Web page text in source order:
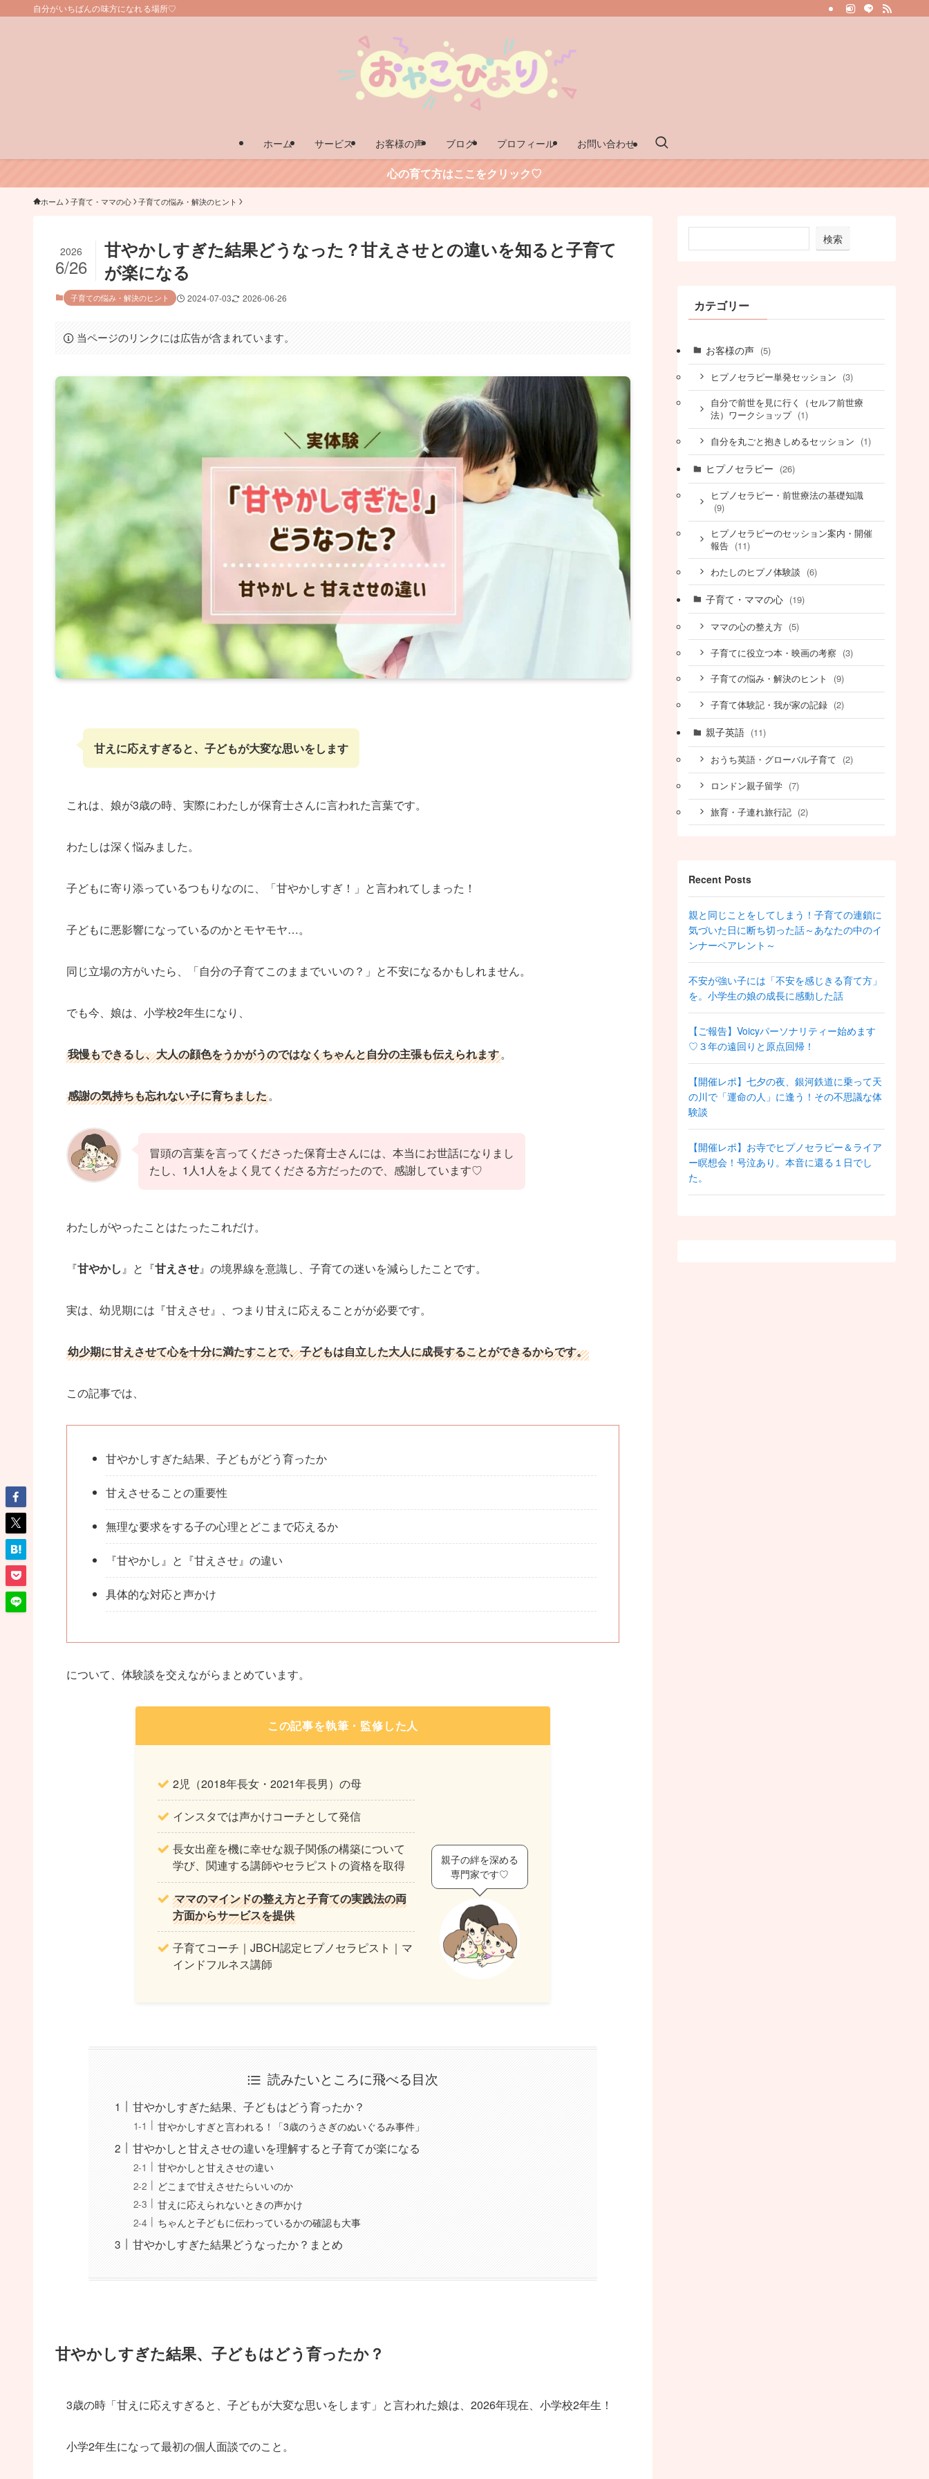
自分がいちばんの味方になれる場所♡
ホーム サービス お客様の声 ブログ プロフィール お問い合わせ
心の育て方はここをクリック♡
ホーム 子育て・ママの心 子育ての悩み・解決のヒント
甘やかしすぎた結果どうなった？甘えさせとの違いを知ると子育て
が楽になる
2026
6/26
子育ての悩み・解決のヒント 2024-07-03 2026-06-26
当ページのリンクには広告が含まれています。
甘えに応えすぎると、子どもが大変な思いをします
これは、娘が3歳の時、実際にわたしが保育士さんに言われた言葉です。
わたしは深く悩みました。
子どもに寄り添っているつもりなのに、「甘やかしすぎ！」と言われてしまった！
子どもに悪影響になっているのかとモヤモヤ…。
同じ立場の方がいたら、「自分の子育てこのままでいいの？」と不安になるかもしれません。
でも今、娘は、小学校2年生になり、
我慢もできるし、大人の顔色をうかがうのではなくちゃんと自分の主張も伝えられます。
感謝の気持ちも忘れない子に育ちました。
冒頭の言葉を言ってくださった保育士さんには、本当にお世話になりまし
たし、1人1人をよく見てくださる方だったので、感謝しています♡
わたしがやったことはたったこれだけ。
『甘やかし』と『甘えさせ』の境界線を意識し、子育ての迷いを減らしたことです。
実は、幼児期には『甘えさせ』、つまり甘えに応えることがが必要です。
幼少期に甘えさせて心を十分に満たすことで、子どもは自立した大人に成長することができるからです。
この記事では、
甘やかしすぎた結果、子どもがどう育ったか
甘えさせることの重要性
無理な要求をする子の心理とどこまで応えるか
『甘やかし』と『甘えさせ』の違い
具体的な対応と声かけ
について、体験談を交えながらまとめています。
この記事を執筆・監修した人
2児（2018年長女・2021年長男）の母
インスタでは声かけコーチとして発信
長女出産を機に幸せな親子関係の構築について
学び、関連する講師やセラピストの資格を取得
ママのマインドの整え方と子育ての実践法の両
方面からサービスを提供
子育てコーチ｜JBCH認定ヒプノセラピスト｜マ
インドフルネス講師
親子の絆を深める
専門家です♡
読みたいところに飛べる目次
甘やかしすぎた結果、子どもはどう育ったか？
甘やかしすぎと言われる！「3歳のうさぎのぬいぐるみ事件」
甘やかしと甘えさせの違いを理解すると子育てが楽になる
甘やかしと甘えさせの違い
どこまで甘えさせたらいいのか
甘えに応えられないときの声かけ
ちゃんと子どもに伝わっているかの確認も大事
甘やかしすぎた結果どうなったか？まとめ
甘やかしすぎた結果、子どもはどう育ったか？
3歳の時「甘えに応えすぎると、子どもが大変な思いをします」と言われた娘は、2026年現在、小学校2年生！
小学2年生になって最初の個人面談でのこと。
検索
カテゴリー
お客様の声 (5)
ヒプノセラピー単発セッション (3)
自分で前世を見に行く（セルフ前世療
法）ワークショップ (1)
自分を丸ごと抱きしめるセッション (1)
ヒプノセラピー (26)
ヒプノセラピー・前世療法の基礎知識
(9)
ヒプノセラピーのセッション案内・開催
報告 (11)
わたしのヒプノ体験談 (6)
子育て・ママの心 (19)
ママの心の整え方 (5)
子育てに役立つ本・映画の考察 (3)
子育ての悩み・解決のヒント (9)
子育て体験記・我が家の記録 (2)
親子英語 (11)
おうち英語・グローバル子育て (2)
ロンドン親子留学 (7)
旅育・子連れ旅行記 (2)
Recent Posts
親と同じことをしてしまう！子育ての連鎖に
気づいた日に断ち切った話～あなたの中のイ
ンナーペアレント～
不安が強い子には「不安を感じきる育て方」
を。小学生の娘の成長に感動した話
【ご報告】Voicyパーソナリティー始めます
♡３年の遠回りと原点回帰！
【開催レポ】七夕の夜、銀河鉄道に乗って天
の川で「運命の人」に逢う！その不思議な体
験談
【開催レポ】お寺でヒプノセラピー＆ライア
ー瞑想会！号泣あり。本音に還る１日でし
た。